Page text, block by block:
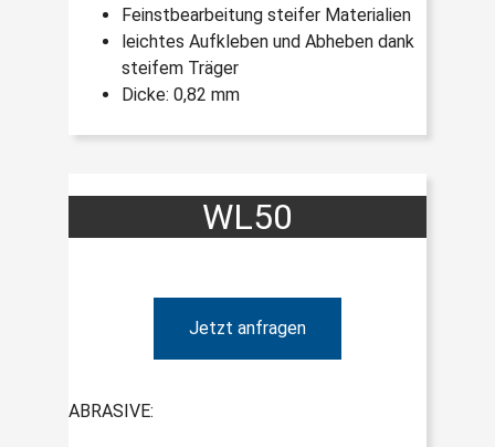
Feinstbearbeitung steifer Materialien
leichtes Aufkleben und Abheben dank
steifem Träger
Dicke: 0,82 mm
WL50
Jetzt anfragen
ABRASIVE: